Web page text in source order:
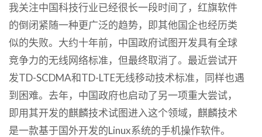
我关注中国科技行业已经很长一段时间了，红旗软件
的倒闭紧随一种更广泛的趋势，即其他国企也经历类
似的失败。大约十年前，中国政府试图开发具有全球
竞争力的无线网络标准，但最终取消了。最近尝试开
发TD-SCDMA和TD-LTE无线移动技术标准，同样也遇
到困难。去年，中国政府也启动了另一项重大尝试，
即用其开发的麒麟技术试图进入这个领域，麒麟技术
是一款基于国外开发的Linux系统的手机操作软件。